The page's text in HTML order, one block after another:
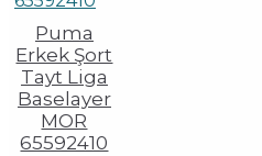
Puma
Erkek Şort
Tayt Liga
Baselayer
MOR
65592410